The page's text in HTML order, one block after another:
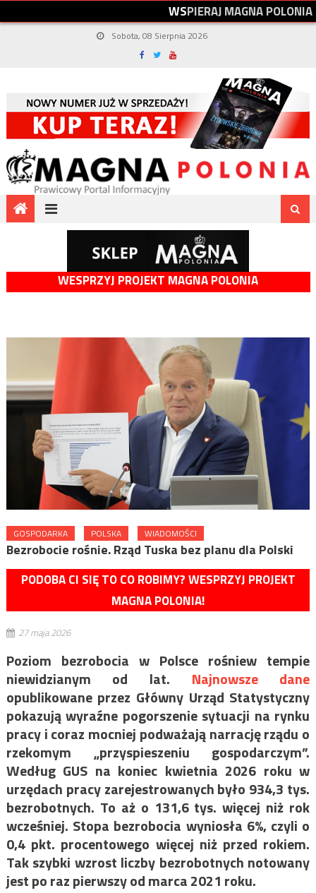
WSPIERAJMAGNAPOLONIA
Sobota, 08 Sierpnia 2026
WESPRZYJ PROJEKT MAGNA POLONIA
GOSPODARKA POLSKA WIADOMOŚCI
Bezrobocie rośnie. Rząd Tuska bez planu dla Polski
PODOBA CI SIĘ TO CO ROBIMY? WESPRZYJ PROJEKT
MAGNA POLONIA!
27 maja 2026
Poziom bezrobocia w Polsce rośniew tempie
niewidzianym od lat. Najnowsze dane
opublikowane przez Główny Urząd Statystyczny
pokazują wyraźne pogorszenie sytuacji na rynku
pracy i coraz mocniej podważają narrację rządu o
rzekomym „przyspieszeniu gospodarczym”.
Według GUS na koniec kwietnia 2026 roku w
urzędach pracy zarejestrowanych było 934,3 tys.
bezrobotnych. To aż o 131,6 tys. więcej niż rok
wcześniej. Stopa bezrobocia wyniosła 6%, czyli o
0,4 pkt. procentowego więcej niż przed rokiem.
Tak szybki wzrost liczby bezrobotnych notowany
jest po raz pierwszy od marca 2021 roku.